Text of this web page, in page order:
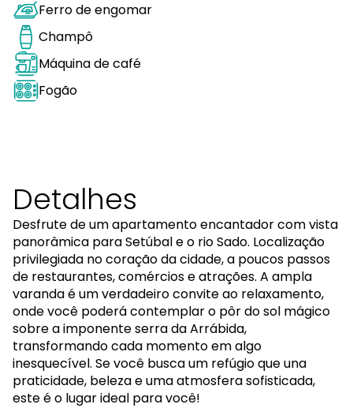
Ferro de engomar
Champô
Máquina de café
Fogão
Detalhes
Desfrute de um apartamento encantador com vista
panorâmica para Setúbal e o rio Sado. Localização
privilegiada no coração da cidade, a poucos passos
de restaurantes, comércios e atrações. A ampla
varanda é um verdadeiro convite ao relaxamento,
onde você poderá contemplar o pôr do sol mágico
sobre a imponente serra da Arrábida,
transformando cada momento em algo
inesquecível. Se você busca um refúgio que una
praticidade, beleza e uma atmosfera sofisticada,
este é o lugar ideal para você!